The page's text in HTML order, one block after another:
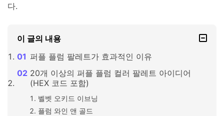
다.
이 글의 내용
퍼플 플럼 팔레트가 효과적인 이유
20개 이상의 퍼플 플럼 컬러 팔레트 아이디어
(HEX 코드 포함)
벨벳 오키드 이브닝
플럼 와인 앤 골드